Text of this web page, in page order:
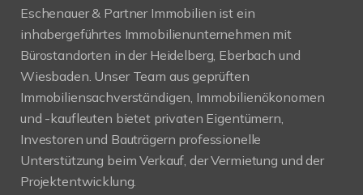
Eschenauer & Partner Immobilien ist ein
inhabergeführtes Immobilienunternehmen mit
Bürostandorten in der Heidelberg, Eberbach und
Wiesbaden. Unser Team aus geprüften
Immobiliensachverständigen, Immobilienökonomen
und -kaufleuten bietet privaten Eigentümern,
Investoren und Bauträgern professionelle
Unterstützung beim Verkauf, der Vermietung und der
Projektentwicklung.